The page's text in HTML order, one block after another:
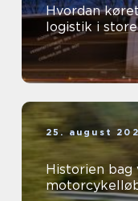
Hvordan
logistik i
25. august
Historien bag